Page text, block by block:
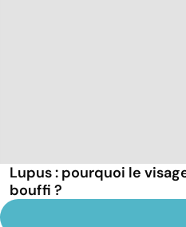
Lupus : pourquoi le
bouffi ?